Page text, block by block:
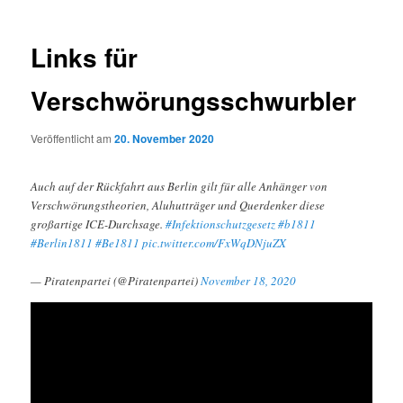
Links für
Verschwörungsschwurbler
Veröffentlicht am20. November 2020
Auch auf der Rückfahrt aus Berlin gilt für alle Anhänger von
Verschwörungstheorien, Aluhutträger und Querdenker diese
großartige ICE-Durchsage.#Infektionschutzgesetz#b1811
#Berlin1811 #Be1811 pic.twitter.com/FxWqDNjuZX
— Piratenpartei (@Piratenpartei)November 18, 2020